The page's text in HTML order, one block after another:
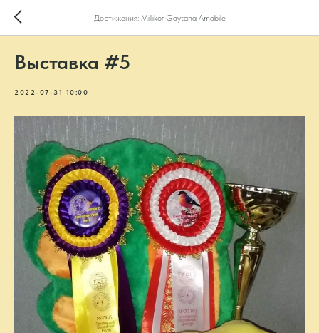
Достижения: Millikor Gaytana Amabile
Выставка #5
2022-07-31 10:00